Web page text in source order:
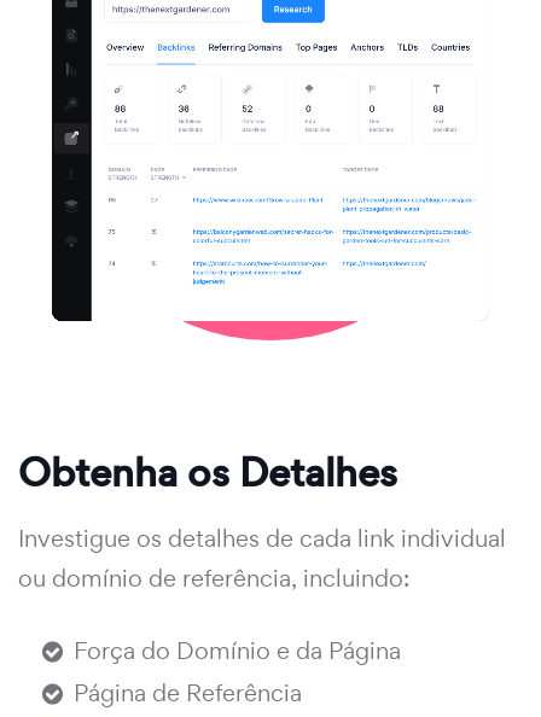
Obtenha os Detalhes
Investigue os detalhes de cada link individual
ou domínio de referência, incluindo:
Força do Domínio e da Página
Página de Referência